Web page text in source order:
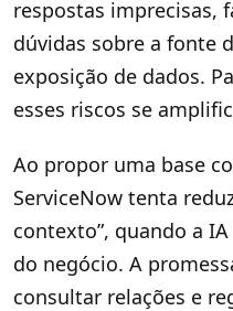
respostas imprecisas,
dúvidas sobre a fonte
exposição de dados.
esses riscos se
Ao propor uma base
ServiceNow tenta
contexto”, quando a
do negócio. A
consultar relações e